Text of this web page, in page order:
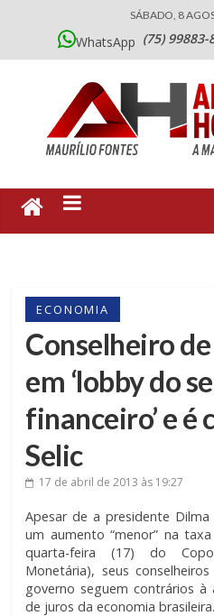
SÁBADO, 8
WhatsApp (75) 99883-
ECONOMIA
Conselheiro
em ‘lobby do
financeiro’ e é
Selic
17 de abril de 2013 às 19:27
Apesar de a presidente
um aumento “menor” na
quarta-feira (17) do
Monetária), seus
governo seguem contrários
de juros da economia brasileira.